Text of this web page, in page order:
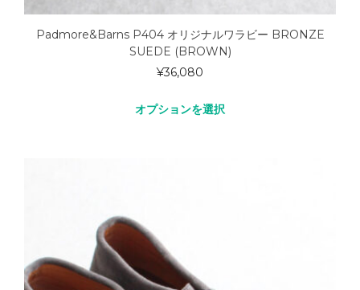
Padmore&Barns P404 オリジナルワラビー BRONZE
SUEDE (BROWN)
¥36,080
オプションを選択